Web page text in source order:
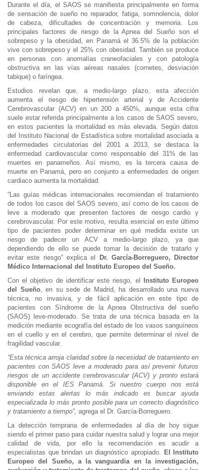
Durante el día, el SAOS se manifiesta principalmente en forma
de sensación de sueño no reparador, fatiga, somnolencia, dolor
de cabeza, dificultades de concentración y memoria. Los
principales factores de riesgo de la Apnea del Sueño son el
sobrepeso y la obesidad, en Panamá el 36.5% de la población
vive con sobrepeso y el 25% con obesidad. También se produce
en personas con anomalías craneofaciales y con patología
obstructiva en las vías aéreas nasales (cornetes, desviación
tabique) o faríngea.
Estudios revelan que, a medio-largo plazo, esta afección
aumenta el riesgo de hipertensión arterial y de Accidente
Cerebrovascular (ACV) en un 200 a 450%, aunque esta cifra
suele estar referida principalmente a los casos de SAOS severo,
en estos pacientes la mortalidad es más elevada. Según datos
del Instituto Nacional de Estadística sobre mortalidad asociada a
enfermedades circulatorias del 2001 a 2013, se destaca la
enfermedad cardiovascular como responsable del 31% de las
muertes en panameños. Así mismo, es la tercera causa de
muerte en Panamá, pero en conjunto a enfermedades de origen
cardiaco aumenta la mortalidad.
“Las guías médicas internacionales recomiendan el tratamiento
de todos los casos del SAOS severo, así como de los casos de
leve a moderado que presenten factores de riesgo cardio y
cerebrovascular. Por este motivo, resulta esencial en este último
tipo de pacientes poder determinar en qué medida existe un
riesgo de padecer un ACV a medio-largo plazo, ya que
dependiendo de ello se puede tomar la decisión de tratarlo y
evitar este riesgo” explica el Dr. García-Borreguero, Director
Médico Internacional del Instituto Europeo del Sueño.
Con el objetivo de identificar este riesgo, el Instituto Europeo
del Sueño, en su sede de Madrid, ha desarrollado una nueva
técnica, no invasiva, y de fácil aplicación en este tipo de
pacientes con Síndrome de la Apnea Obstructiva del sueño
(SAOS) leve-moderado. Se trata de una técnica basada en la
medición mediante ecografía del estado de los vasos sanguíneos
en el cuello y en el cerebro, que permite determinar el nivel de
fragilidad vascular.
“Esta técnica arroja claridad sobre la necesidad de tratamiento en
pacientes con SAOS leve a moderado para así prevenir futuros
riesgos de un accidente cerebrovascular (ACV) y pronto estará
disponible en el IES Panamá. Si nuestro cuerpo nos está
enviando estas alertas lo más indicado es buscar ayuda
especializada lo más pronto posible para un correcto diagnóstico
y tratamiento a tiempo”, agrega el Dr. García-Borreguero.
La detección temprana de enfermedades al día de hoy sigue
siendo el primer paso para cuidar nuestra salud y lograr una mejor
calidad de vida, por ello la recomendación es acudir a
especialistas que brindan un diagnóstico apropiado. El Instituto
Europeo del Sueño, a la vanguardia en la investigación,